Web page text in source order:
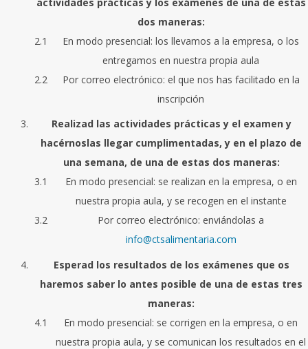
dos maneras:
En modo presencial: los llevamos a la empresa, o los
entregamos en nuestra propia aula
Por correo electrónico: el que nos has facilitado en la
inscripción
Realizad las actividades prácticas y el examen y
hacérnoslas llegar cumplimentadas, y en el plazo de
una semana, de una de estas dos maneras:
En modo presencial: se realizan en la empresa, o en
nuestra propia aula, y se recogen en el instante
Por correo electrónico: enviándolas a
info@ctsalimentaria.com
Esperad los resultados de los exámenes que os
haremos saber lo antes posible de una de estas tres
maneras:
En modo presencial: se corrigen en la empresa, o en
nuestra propia aula, y se comunican los resultados en el